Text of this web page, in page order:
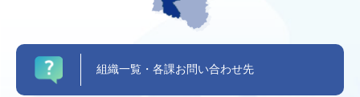
組織一覧・各課お問い合わせ先